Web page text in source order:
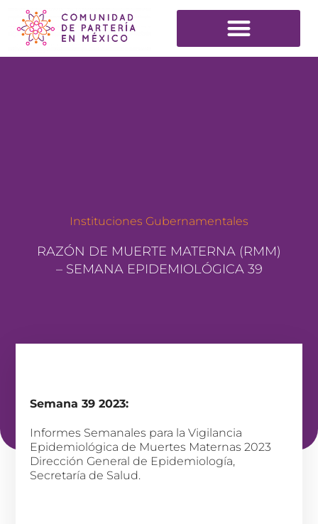
Instituciones Gubernamentales
RAZÓN DE MUERTE MATERNA (RMM)
– SEMANA EPIDEMIOLÓGICA 39
Semana 39 2023:
Informes Semanales para la Vigilancia
Epidemiológica de Muertes Maternas 2023
Dirección General de Epidemiología,
Secretaría de Salud.